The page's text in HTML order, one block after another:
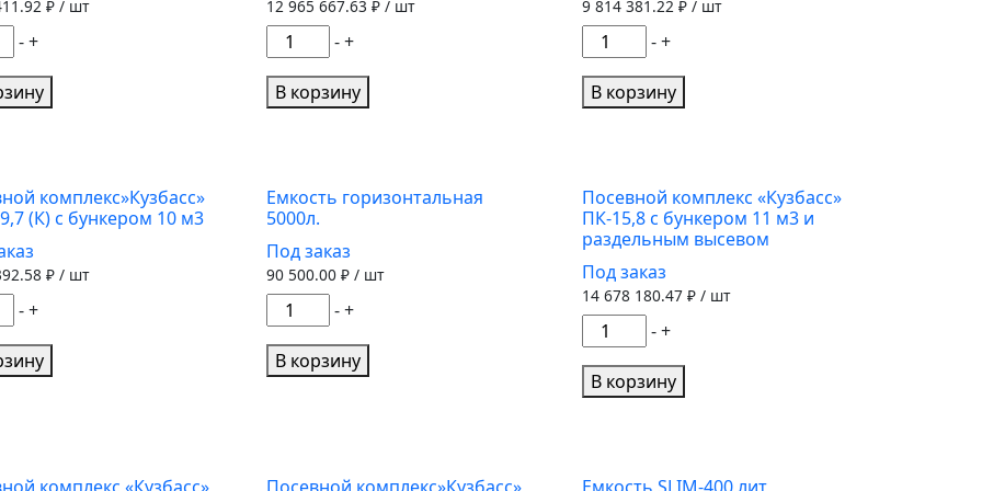
10
м3
₽ / шт
- +
12 965 667.63 ₽ / шт
Количество
товара
Посевной
комплекс
ПК-9,1
с
бункером
10
м3
-+
В корзину
9 814 381.22₽ / шт
Количество
товара
Посевной
комплекс"Кузбасс"
9,7
(К)
с
бункером
10
м3
- +
В корзину
комплекс»Кузбасс»
(К) с бункером 10 м3
₽ / шт
- +
Емкость горизонтальная
5000л.
Под заказ
90 500.00 ₽ / шт
Количество
товара
Емкость
горизонтальная
-+
В корзину
Посевной комплекс «Кузбасс»
ПК-15,8 с бункером 11 м3 и
раздельным высевом
Под заказ
14 678 180.47₽ / шт
Количество
товара
Посевной
комплекс
с
- +
В корзину
комплекс «Кузбасс»
Посевной комплекс»Кузбасс»
Емкость SLIM-400 лит